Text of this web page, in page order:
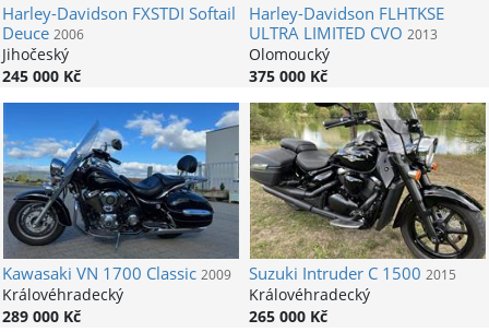
Harley-Davidson FXSTDI Softail
Deuce 2006
Jihočeský
245 000 Kč
Harley-Davidson FLHTKSE
ULTRA LIMITED CVO 2013
Olomoucký
375 000 Kč
Kawasaki VN 1700 Classic 2009
Královéhradecký
289 000 Kč
Suzuki Intruder C 1500 2015
Královéhradecký
265 000 Kč